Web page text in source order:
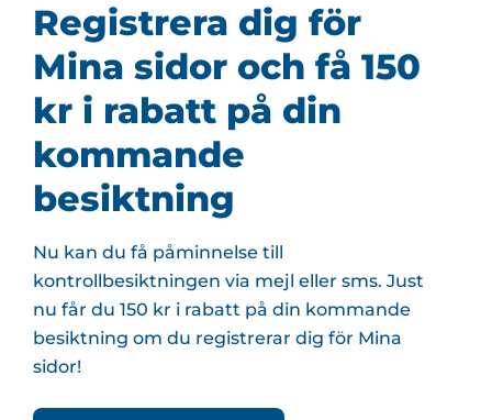
Registrera dig för
Mina sidor och få 150
kr i rabatt på din
kommande
besiktning
Nu kan du få påminnelse till
kontrollbesiktningen via mejl eller sms. Just
nu får du 150 kr i rabatt på din kommande
besiktning om du registrerar dig för Mina
sidor!